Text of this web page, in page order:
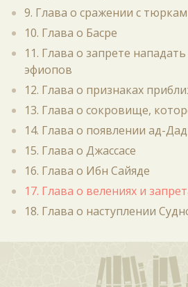
9. Глава о сражении с
10. Глава о Басре
11. Глава о запрете
эфиопов
12. Глава о признаках
13. Глава о сокровище,
14. Глава о появлении ад-
15. Глава о Джассасе
16. Глава о Ибн Сайяде
17. Глава о велениях и
18. Глава о наступлении